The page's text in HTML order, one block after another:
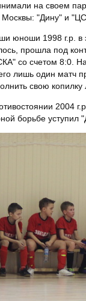
на своем
Москвы: "Дину" и
юноши 1998 г.р. в
прошла под
со счетом 8:0.
лишь один матч
свою
2004
борьбе уступил